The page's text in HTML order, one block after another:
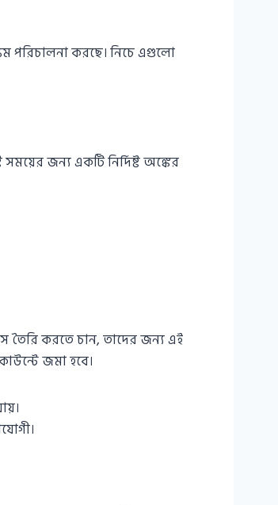
পরিচালনা করছে। নিচে এগুলো
জন্য একটি নির্দিষ্ট অঙ্কের
তৈরি করতে চান, তাদের জন্য এই
জমা হবে।